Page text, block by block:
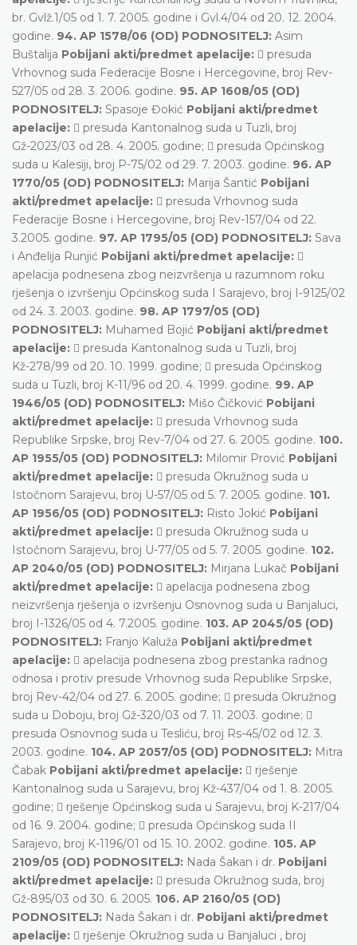
br. Gvlž.1/05 od 1. 7. 2005. godine i Gvl.4/04 od 20. 12. 2004.
godine. 94. AP 1578/06 (OD) PODNOSITELJ: Asim
Buštalija Pobijani akti/predmet apelacije:  presuda
Vrhovnog suda Federacije Bosne i Hercegovine, broj Rev-
527/05 od 28. 3. 2006. godine. 95. AP 1608/05 (OD)
PODNOSITELJ: Spasoje Đokić Pobijani akti/predmet
apelacije:  presuda Kantonalnog suda u Tuzli, broj
Gž-2023/03 od 28. 4. 2005. godine;  presuda Općinskog
suda u Kalesiji, broj P-75/02 od 29. 7. 2003. godine. 96. AP
1770/05 (OD) PODNOSITELJ: Marija Šantić Pobijani
akti/predmet apelacije:  presuda Vrhovnog suda
Federacije Bosne i Hercegovine, broj Rev-157/04 od 22.
3.2005. godine. 97. AP 1795/05 (OD) PODNOSITELJ: Sava
i Anđelija Runjić Pobijani akti/predmet apelacije: 
apelacija podnesena zbog neizvršenja u razumnom roku
rješenja o izvršenju Općinskog suda I Sarajevo, broj I-9125/02
od 24. 3. 2003. godine. 98. AP 1797/05 (OD)
PODNOSITELJ: Muhamed Bojić Pobijani akti/predmet
apelacije:  presuda Kantonalnog suda u Tuzli, broj
Kž-278/99 od 20. 10. 1999. godine;  presuda Općinskog
suda u Tuzli, broj K-11/96 od 20. 4. 1999. godine. 99. AP
1946/05 (OD) PODNOSITELJ: Mišo Čičković Pobijani
akti/predmet apelacije:  presuda Vrhovnog suda
Republike Srpske, broj Rev-7/04 od 27. 6. 2005. godine. 100.
AP 1955/05 (OD) PODNOSITELJ: Milomir Prović Pobijani
akti/predmet apelacije:  presuda Okružnog suda u
Istočnom Sarajevu, broj U-57/05 od 5. 7. 2005. godine. 101.
AP 1956/05 (OD) PODNOSITELJ: Risto Jokić Pobijani
akti/predmet apelacije:  presuda Okružnog suda u
Istočnom Sarajevu, broj U-77/05 od 5. 7. 2005. godine. 102.
AP 2040/05 (OD) PODNOSITELJ: Mirjana Lukač Pobijani
akti/predmet apelacije:  apelacija podnesena zbog
neizvršenja rješenja o izvršenju Osnovnog suda u Banjaluci,
broj I-1326/05 od 4. 7.2005. godine. 103. AP 2045/05 (OD)
PODNOSITELJ: Franjo Kaluža Pobijani akti/predmet
apelacije:  apelacija podnesena zbog prestanka radnog
odnosa i protiv presude Vrhovnog suda Republike Srpske,
broj Rev-42/04 od 27. 6. 2005. godine;  presuda Okružnog
suda u Doboju, broj Gž-320/03 od 7. 11. 2003. godine; 
presuda Osnovnog suda u Tesliću, broj Rs-45/02 od 12. 3.
2003. godine. 104. AP 2057/05 (OD) PODNOSITELJ: Mitra
Čabak Pobijani akti/predmet apelacije:  rješenje
Kantonalnog suda u Sarajevu, broj Kž-437/04 od 1. 8. 2005.
godine;  rješenje Općinskog suda u Sarajevu, broj K-217/04
od 16. 9. 2004. godine;  presuda Općinskog suda II
Sarajevo, broj K-1196/01 od 15. 10. 2002. godine. 105. AP
2109/05 (OD) PODNOSITELJ: Nada Šakan i dr. Pobijani
akti/predmet apelacije:  presuda Okružnog suda, broj
Gž-895/03 od 30. 6. 2005. 106. AP 2160/05 (OD)
PODNOSITELJ: Nada Šakan i dr. Pobijani akti/predmet
apelacije:  rješenje Okružnog suda u Banjaluci , broj